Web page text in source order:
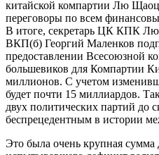
китайской компартии Лю
переговоры по всем
В итоге, секретарь ЦК КПК
ВКП(б) Георгий Маленков
предоставлении Всесоюзной
большевиков для Компартии
миллионов. С учетом
будет почти 15 миллиардов.
двух политических партий до
беспрецедентным в истории
Это была очень крупная